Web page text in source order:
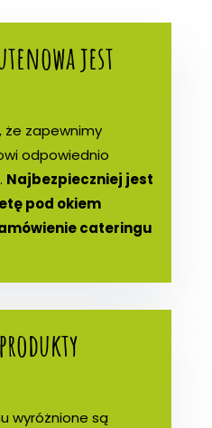
jest
że zapewnimy
odpowiednio
Najbezpieczniej jest
pod okiem
cateringu
wyróżnione są